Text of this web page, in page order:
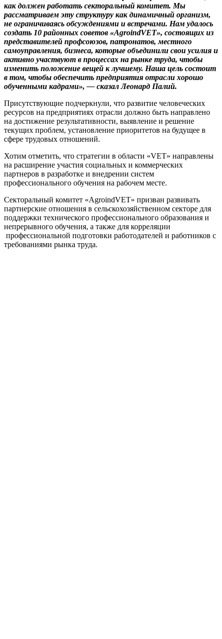
как должен работать секторальный комитет. Мы
рассматриваем эту структуру как динамичный организм,
не ограничиваясь обсуждениями и встречами. Нам удалось
создать 10 районных советов «AgroindVET», состоящих из
представителей профсоюзов, патронатов, местного
самоуправления, бизнеса, которые объединили свои усилия и
активно участвуют в процессах на рынке труда, чтобы
изменить положение вещей к лучшему. Наша цель состоит
в том, чтобы обеспечить предприятия отрасли хорошо
обученными кадрами», — сказал Леонард Палий.
Присутствующие подчеркнули, что развитие человеческих
ресурсов на предприятиях отрасли должно быть направлено
на достижение результативности, выявление и решение
текущих проблем, установление приоритетов на будущее в
сфере трудовых отношений.
Хотим отметить, что стратегии в области «VET» направлены
на расширение участия социальных и коммерческих
партнеров в разработке и внедрении систем
профессионального обучения на рабочем месте.
Секторальный комитет «AgroindVET» призван развивать
партнерские отношения в сельскохозяйственном секторе для
поддержки технического профессионального образования и
непрерывного обучения, а также для корреляции
профессиональной подготовки работодателей и работников с
требованиями рынка труда.